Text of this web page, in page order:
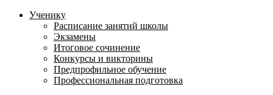
Ученику
Расписание занятий школы
Экзамены
Итоговое сочинение
Конкурсы и викторины
Предпрофильное обучение
Профессиональная подготовка